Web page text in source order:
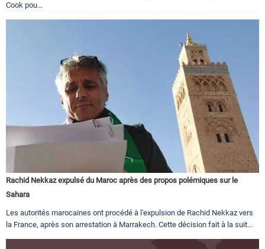
Cook pou...
Rachid Nekkaz expulsé du Maroc après des propos polémiques sur le
Sahara
Les autorités marocaines ont procédé à l'expulsion de Rachid Nekkaz vers
la France, après son arrestation à Marrakech. Cette décision fait à la suit...